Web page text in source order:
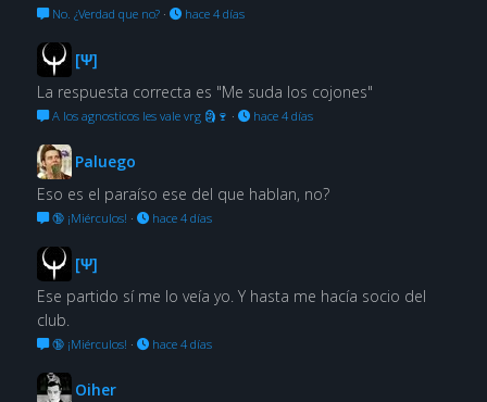
No. ¿Verdad que no?· hace 4 días
[Ψ]
La respuesta correcta es "Me suda los cojones"
A los agnosticos les vale vrg 🗿🍷 · hace 4 días
Paluego
Eso es el paraíso ese del que hablan, no?
🔞 ¡Miérculos! · hace 4 días
[Ψ]
Ese partido sí me lo veía yo. Y hasta me hacía socio del
club.
🔞 ¡Miérculos! · hace 4 días
Oiher